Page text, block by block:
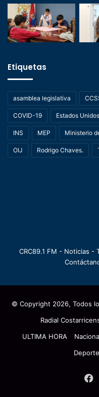
Etiquetas
asamblea legislativa
COVID-19 Estados Unidos
INS MEP Ministerio
OIJ Rodrigo Chaves.
CRC89.1 FM - Noticias -
© Copyright 2026, Todos
Radial
ULTIMA HORA